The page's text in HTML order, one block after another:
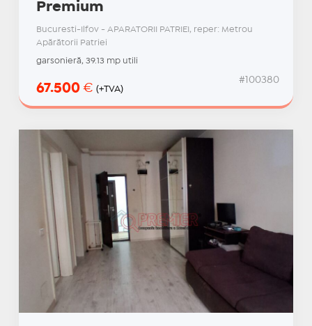
Premium
Bucuresti-Ilfov - APARATORII PATRIEI, reper: Metrou
Apărătorii Patriei
garsonieră, 39.13 mp utili
67.500 € (+TVA)
#100380